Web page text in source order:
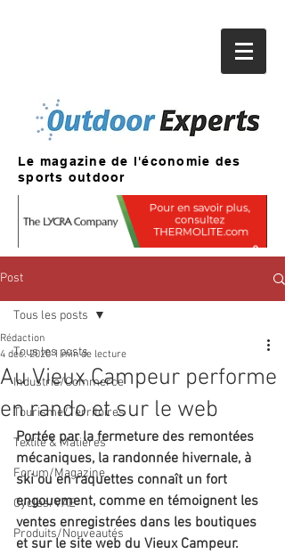
Le magazine de l'économie des
sports outdoor
Post
Tous les posts
Industrie/Commerce
Tourisme/Territoires
Textile & Matières
Forum/Magazine
Cycles/VAE
Produits/Nouveautés
Tous les posts
Au Vieux Campeur performe
en rando et sur le web
Rédaction
4 déc. 2020 1 min de lecture
Portée par la fermeture des remontées
mécaniques, la randonnée hivernale, à
ski ou en raquettes connaît un fort
engouement, comme en témoignent les
ventes enregistrées dans les boutiques
et sur le site web du Vieux Campeur.